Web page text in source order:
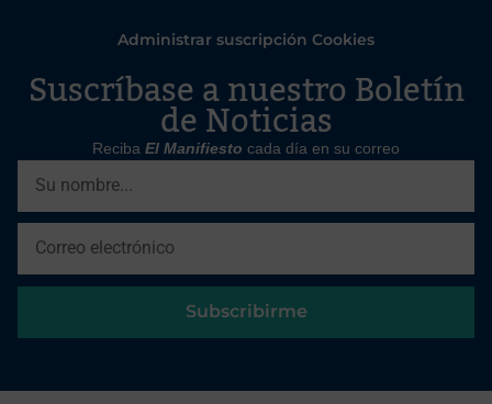
Administrar suscripción Cookies
Suscríbase a nuestro Boletín
de Noticias
Reciba El Manifiesto cada día en su correo
Subscribirme